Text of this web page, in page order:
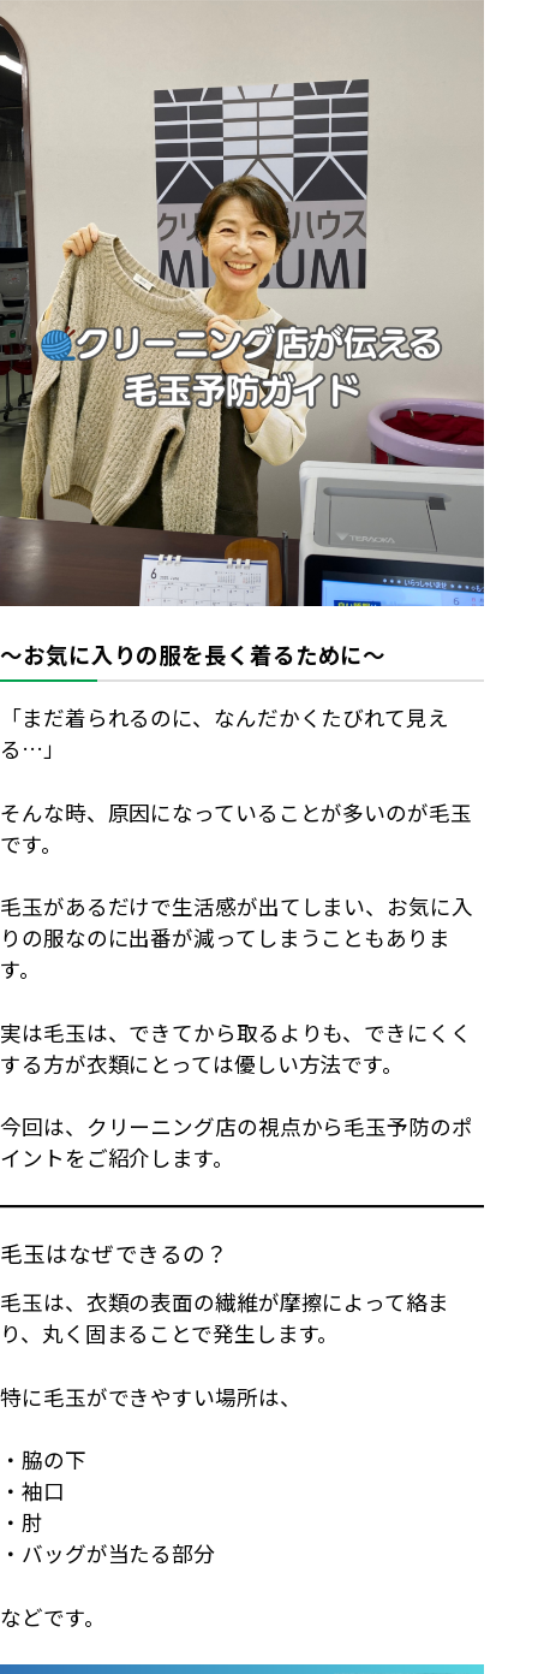
～お気に入りの服を長く着るために～
「まだ着られるのに、なんだかくたびれて見え
る…」
そんな時、原因になっていることが多いのが毛玉
です。
毛玉があるだけで生活感が出てしまい、お気に入
りの服なのに出番が減ってしまうこともありま
す。
実は毛玉は、できてから取るよりも、できにくく
する方が衣類にとっては優しい方法です。
今回は、クリーニング店の視点から毛玉予防のポ
イントをご紹介します。
毛玉はなぜできるの？
毛玉は、衣類の表面の繊維が摩擦によって絡ま
り、丸く固まることで発生します。
特に毛玉ができやすい場所は、
・脇の下
・袖口
・肘
・バッグが当たる部分
などです。